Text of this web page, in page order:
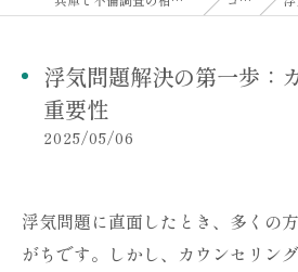
浮気問題解決の第一歩：
重要性
2025/05/06
浮気問題に直面したとき、多くの
がちです。しかし、カウンセリン